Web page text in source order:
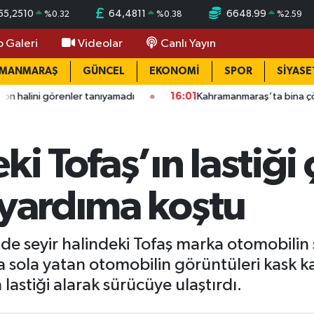
%0.32 64,4811 %0.38 6648.99 %2.59
Galeri Videolar Canlı Yayın
GÜNCEL EKONOMİ SPOR
tanıyamadı 16:01 Kahramanmaraş’ta bina çöktü:
Tofaş’ın lastiği
koştu
seyir halindeki Tofaş marka otomobilin
sola yatan otomobilin görüntüleri kask
alarak sürücüye ulaştırdı.